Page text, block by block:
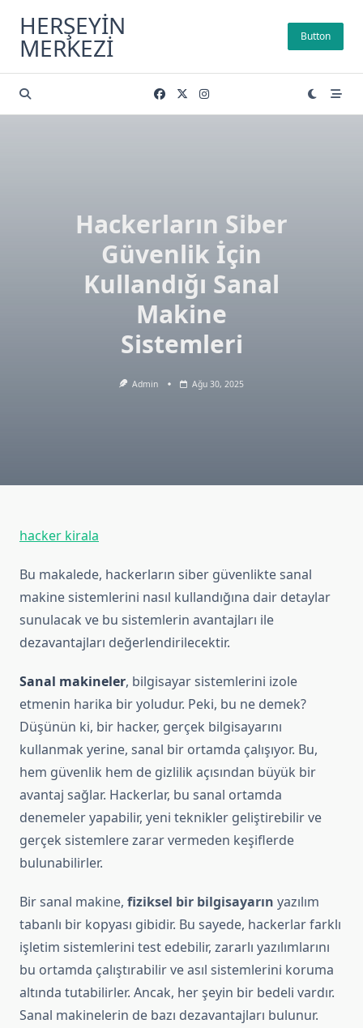
content
HERŞEYIN
MERKEZI Button
Hackerların Siber
Güvenlik İçin
Kullandığı Sanal
Makine
Sistemleri
Admin Ağu 30, 2025
hacker kirala
Bu makalede, hackerların siber güvenlikte sanal
makine sistemlerini nasıl kullandığına dair detaylar
sunulacak ve bu sistemlerin avantajları ile
dezavantajları değerlendirilecektir.
Sanal makineler, bilgisayar sistemlerini izole
etmenin harika bir yoludur. Peki, bu ne demek?
Düşünün ki, bir hacker, gerçek bilgisayarını
kullanmak yerine, sanal bir ortamda çalışıyor. Bu,
hem güvenlik hem de gizlilik açısından büyük bir
avantaj sağlar. Hackerlar, bu sanal ortamda
denemeler yapabilir, yeni teknikler geliştirebilir ve
gerçek sistemlere zarar vermeden keşiflerde
bulunabilirler.
Bir sanal makine, fiziksel bir bilgisayarın yazılım
tabanlı bir kopyası gibidir. Bu sayede, hackerlar farklı
işletim sistemlerini test edebilir, zararlı yazılımlarını
bu ortamda çalıştırabilir ve asıl sistemlerini koruma
altında tutabilirler. Ancak, her şeyin bir bedeli vardır.
Sanal makinelerin de bazı dezavantajları bulunur.